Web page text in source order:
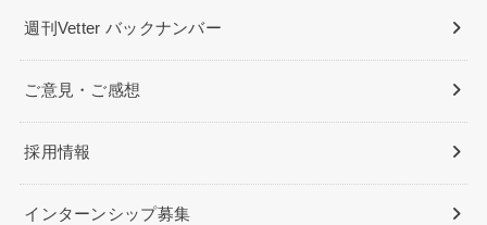
週刊Vetter バックナンバー
ご意見・ご感想
採用情報
インターンシップ募集